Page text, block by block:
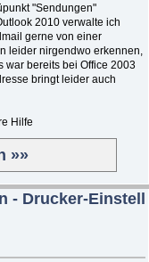
"Sendungen"
2010 verwalte ich
gerne von einer
leider nirgendwo erkennen,
war bereits bei Office 2003
bringt leider auch
Hilfe
»»
- Drucker-Einstell